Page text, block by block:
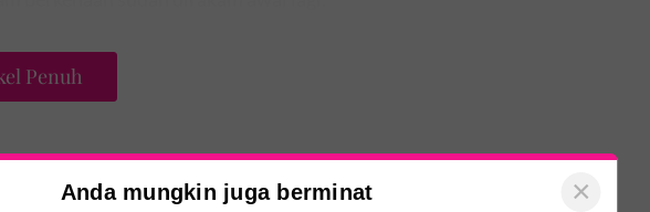
Penuh
Anda mungkin juga berminat ×